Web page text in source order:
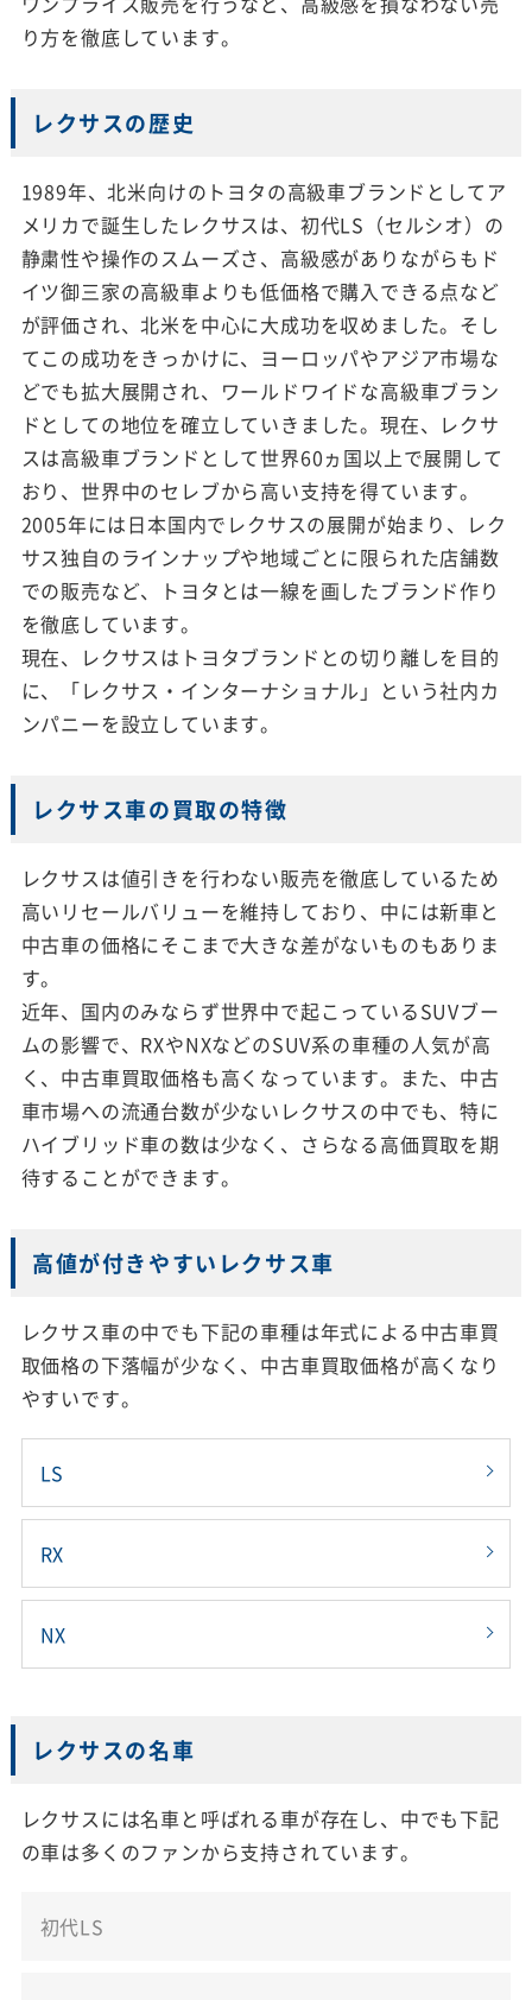
り方を徹底しています。
レクサスの歴史
1989年、北米向けのトヨタの高級車ブランドとしてア
メリカで誕生したレクサスは、初代LS（セルシオ）の
静粛性や操作のスムーズさ、高級感がありながらもド
イツ御三家の高級車よりも低価格で購入できる点など
が評価され、北米を中心に大成功を収めました。そし
てこの成功をきっかけに、ヨーロッパやアジア市場な
どでも拡大展開され、ワールドワイドな高級車ブラン
ドとしての地位を確立していきました。現在、レクサ
スは高級車ブランドとして世界60ヵ国以上で展開して
おり、世界中のセレブから高い支持を得ています。
2005年には日本国内でレクサスの展開が始まり、レク
サス独自のラインナップや地域ごとに限られた店舗数
での販売など、トヨタとは一線を画したブランド作り
を徹底しています。
現在、レクサスはトヨタブランドとの切り離しを目的
に、「レクサス・インターナショナル」という社内カ
ンパニーを設立しています。
レクサス車の買取の特徴
レクサスは値引きを行わない販売を徹底しているため
高いリセールバリューを維持しており、中には新車と
中古車の価格にそこまで大きな差がないものもありま
す。
近年、国内のみならず世界中で起こっているSUVブー
ムの影響で、RXやNXなどのSUV系の車種の人気が高
く、中古車買取価格も高くなっています。また、中古
車市場への流通台数が少ないレクサスの中でも、特に
ハイブリッド車の数は少なく、さらなる高価買取を期
待することができます。
高値が付きやすいレクサス車
レクサス車の中でも下記の車種は年式による中古車買
取価格の下落幅が少なく、中古車買取価格が高くなり
やすいです。
LS
RX
NX
レクサスの名車
レクサスには名車と呼ばれる車が存在し、中でも下記
の車は多くのファンから支持されています。
初代LS